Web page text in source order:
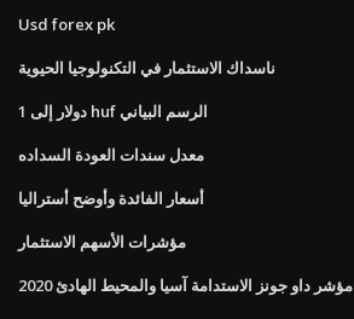
Usd forex pk
ناسداك الاستثمار في التكنولوجيا الحيوية
1 دولار إلى huf الرسم البياني
معدل سندات العودة السداده
أسعار الفائدة وأوضح أستراليا
مؤشرات الأسهم الاستثمار
مؤشر داو جونز الاستدامة آسيا والمحيط الهادئ 2020